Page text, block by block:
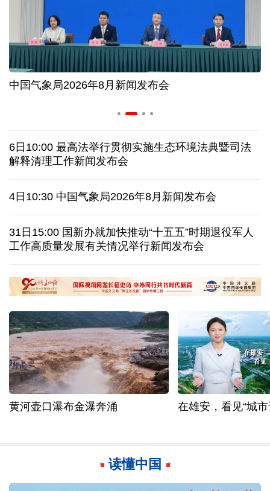
长江十年行 | 重庆“以竹代塑”铺就绿色发展新路
暑期档电影票房持续走高 “电影+”业态激发消费活力
经济观察丨以河溪流域为脉 打造乡村振兴示范片区
深山里的全球冠军：海外“Z世代”在黔读懂中国机遇
全球媒体聚焦丨大白兔奶糖包装走红西方社交媒体
蓝厅观察丨被中方反制的7家美国实体有何来头？
白宫宴会厅改造再遇阻 特朗普斥裁决“不公”
中国气象局2026年8月新闻发布会
6日10:00 最高法举行贯彻实施生态环境法典暨司法
解释清理工作新闻发布会
4日10:30 中国气象局2026年8月新闻发布会
31日15:00 国新办就加快推动“十五五”时期退役军人
工作高质量发展有关情况举行新闻发布会
黄河壶口瀑布金瀑奔涌 在雄安，看见“城
读懂中国